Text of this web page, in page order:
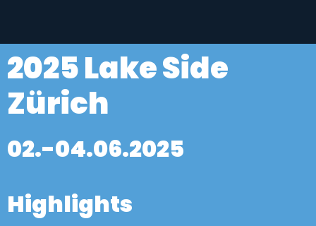
2025Lake Side
Zürich
02.-04.06.2025
Highlights